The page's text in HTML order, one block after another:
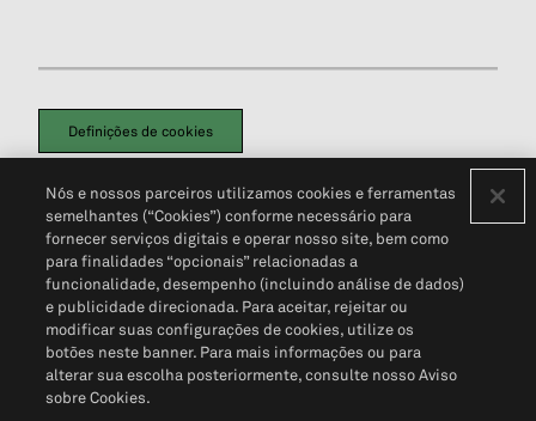
Definições de cookies
Política de PrivacidadePortal de privacidade do cliente (em inglês)
Não Venda Minhas Informações Pessoais© 2026 S&P Global
Nós e nossos parceiros utilizamos cookies e ferramentas
semelhantes (“Cookies”) conforme necessário para
fornecer serviços digitais e operar nosso site, bem como
para finalidades “opcionais” relacionadas a
funcionalidade, desempenho (incluindo análise de dados)
e publicidade direcionada. Para aceitar, rejeitar ou
modificar suas configurações de cookies, utilize os
botões neste banner. Para mais informações ou para
alterar sua escolha posteriormente, consulte nosso Aviso
sobre Cookies.